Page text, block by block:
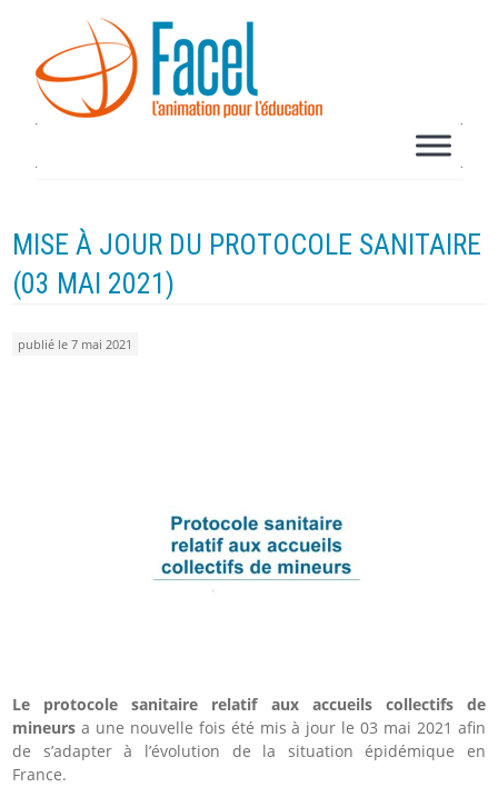
MISE À JOUR DU PROTOCOLE SANITAIRE
(03 MAI 2021)
publié le 7 mai 2021
Le protocole sanitaire relatif aux accueils collectifs de
mineurs a une nouvelle fois été mis à jour le 03 mai 2021 afin
de s’adapter à l’évolution de la situation épidémique en
France.